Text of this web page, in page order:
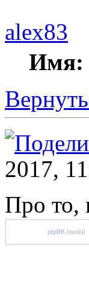
alex83
Имя:
2017,
Про то,
phpBB [media]